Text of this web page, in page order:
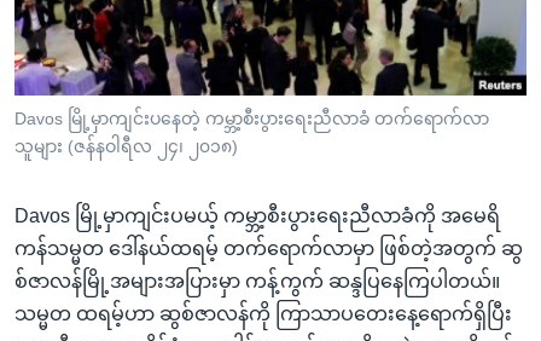
စာမျက်နှာ
သို့
ကျော်
ကြည့်
ရန်
ရန်
နေရာ
သို့
ကျော်
ဗွီအိုအေ လူမှုကွန်ယက်များ
Davos မြို့မှာကျင်းပနေတဲ့ ကမ္ဘာ့စီးပွားရေးညီလာခံ တက်ရောက်လာ
သူများ (ဇန်နဝါရီလ ၂၄၊ ၂၀၁၈)
Davos မြို့မှာကျင်းပမယ့် ကမ္ဘာ့စီးပွားရေးညီလာခံကို အမေရိ
ကန်သမ္မတ ဒေါ်နယ်ထရမ့် တက်ရောက်လာမှာ ဖြစ်တဲ့အတွက် ဆွ
စ်ဇာလန်မြို့အများအပြားမှာ ကန့်ကွက် ဆန္ဒပြနေကြပါတယ်။
သမ္မတ ထရမ့်ဟာ ဆွစ်ဇာလန်ကို ကြာသာပတေးနေ့ရောက်ရှိပြီး